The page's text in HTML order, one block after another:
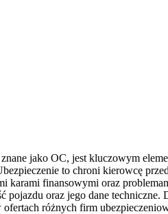
jako OC, jest kluczowym
to chroni kierowcę
finansowymi oraz
pojazdu oraz jego dane
różnych firm